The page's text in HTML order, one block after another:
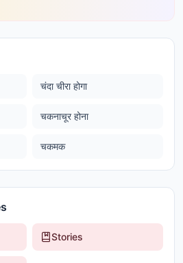
चंदा चीरा होगा
चकनाचूर होना
चकमक
Stories